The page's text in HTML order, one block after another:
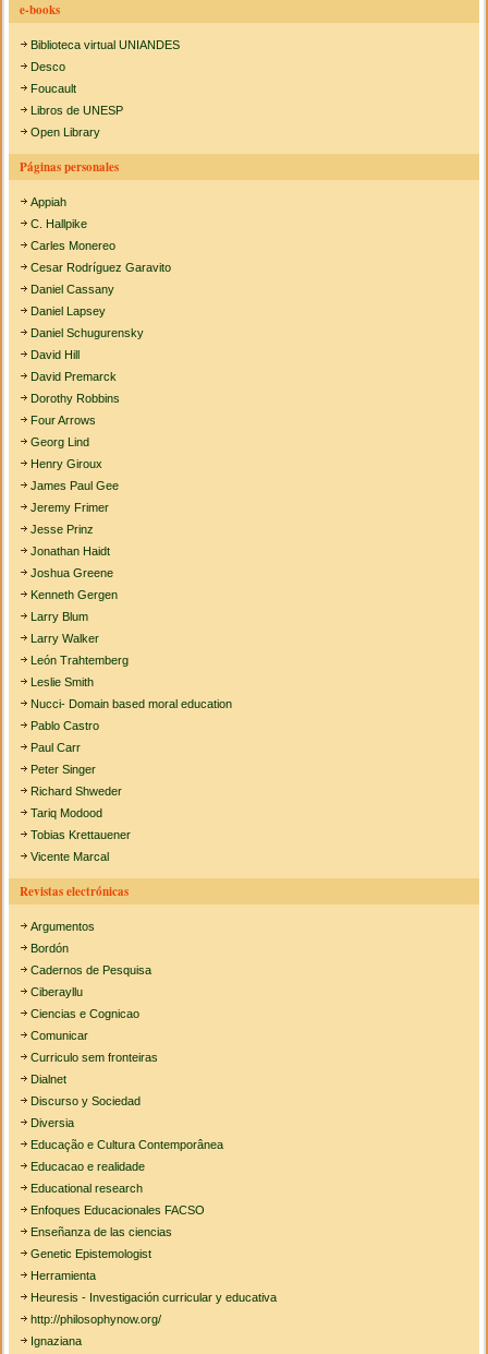
e-books
Biblioteca virtual UNIANDES
Desco
Foucault
Libros de UNESP
Open Library
Páginas personales
Appiah
C. Hallpike
Carles Monereo
Cesar Rodríguez Garavito
Daniel Cassany
Daniel Lapsey
Daniel Schugurensky
David Hill
David Premarck
Dorothy Robbins
Four Arrows
Georg Lind
Henry Giroux
James Paul Gee
Jeremy Frimer
Jesse Prinz
Jonathan Haidt
Joshua Greene
Kenneth Gergen
Larry Blum
Larry Walker
León Trahtemberg
Leslie Smith
Nucci- Domain based moral education
Pablo Castro
Paul Carr
Peter Singer
Richard Shweder
Tariq Modood
Tobias Krettauener
Vicente Marcal
Revistas electrónicas
Argumentos
Bordón
Cadernos de Pesquisa
Ciberayllu
Ciencias e Cognicao
Comunicar
Curriculo sem fronteiras
Dialnet
Discurso y Sociedad
Diversia
Educação e Cultura Contemporânea
Educacao e realidade
Educational research
Enfoques Educacionales FACSO
Enseñanza de las ciencias
Genetic Epistemologist
Herramienta
Heuresis - Investigación curricular y educativa
http://philosophynow.org/
Ignaziana